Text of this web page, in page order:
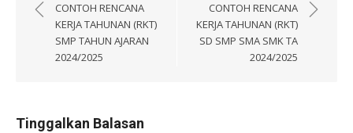
posCONTOH RENCANA
KERJA TAHUNAN (RKT)
SMP TAHUN AJARAN
2024/2025
CONTOH RENCANA
KERJA TAHUNAN (RKT)
SD SMP SMA SMK TA
2024/2025
Tinggalkan Balasan